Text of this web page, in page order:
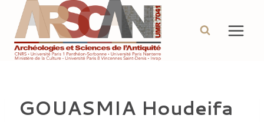
contenu
GOUASMIA Houdeifa